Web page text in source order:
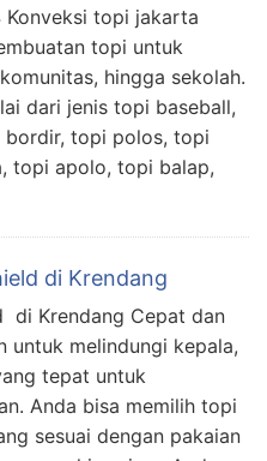
topi jakarta
topi untuk
hingga sekolah.
dari jenis topi baseball,
topi polos, topi
topi apolo, topi balap,
di Krendang
di Krendang Cepat dan
untuk melindungi kepala,
tepat untuk
Anda bisa memilih topi
sesuai dengan pakaian